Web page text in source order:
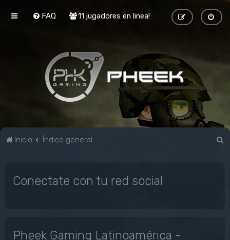
FAQ 11 jugadores en linea!
Inicio Índice general
Conectate con tu red social
Pheek Gaming Latinoamérica -